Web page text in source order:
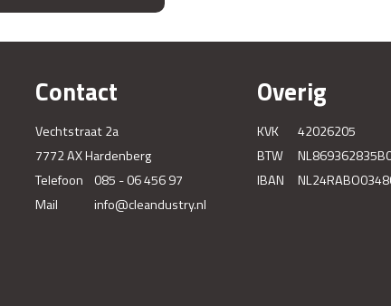
Contact
Vechtstraat 2a
7772 AX Hardenberg
Telefoon 085 - 06 456 97
Mail
info@cleandustry.nl
Overig
KVK
42026205
BTW
IBAN